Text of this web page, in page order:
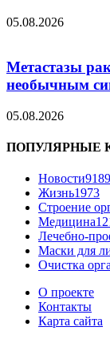
05.08.2026
Метастазы
необычным
05.08.2026
ПОПУЛЯРНЫЕ
Новости9189
Жизнь1973
Строение
Медицина
Лечебно-
Маски для
Очистка
О проекте
Контакты
Карта сайта